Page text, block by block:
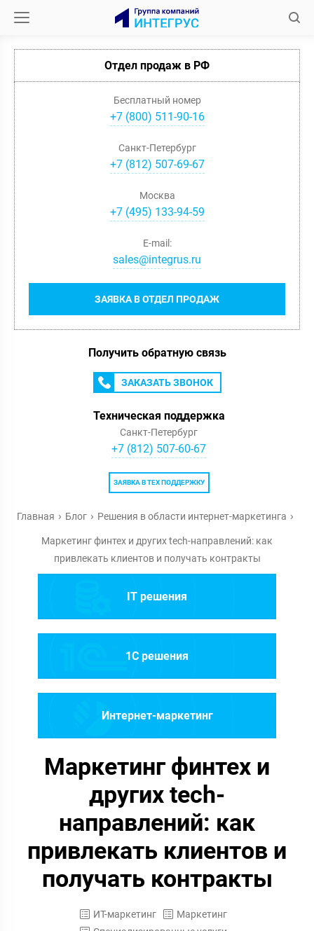
Отдел продаж в РФ
Бесплатный номер
+7 (800) 511-90-16
Санкт-Петербург
+7(812) 507-69-67
Москва
+7(495) 133-94-59
ЗАЯВКА В ОТДЕЛ ПРОДАЖ
E-mail:
sales@integrus.ru
Получить обратную связь
ЗАКАЗАТЬ ЗВОНОК
Техническая поддержка
Санкт-Петербург
+7 (812) 507-60-67
ЗАЯВКА В ТЕХ ПОДДЕРЖКУ
Главная Блог Решения в области интернет-маркетинга
Маркетинг финтех и других tech-направлений: как
привлекать клиентов и получать контракты
IT решения
1C решения
Интернет-маркетинг
Маркетинг финтех и
других tech-
направлений: как
привлекать клиентов и
получать контракты
ИТ-маркетинг
Маркетинг